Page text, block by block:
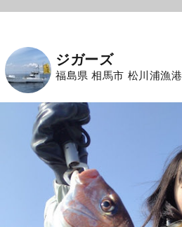
ジガーズ
福島県 相馬市 松川浦漁港